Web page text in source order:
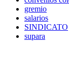
gremio
salarios
SINDICATO
supara